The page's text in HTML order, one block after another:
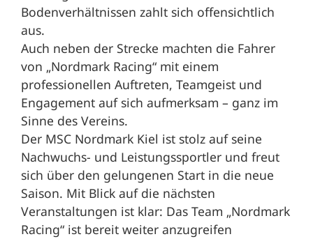
Bodenverhältnissen zahlt sich offensichtlich
aus.
Auch neben der Strecke machten die Fahrer
von „Nordmark Racing“ mit einem
professionellen Auftreten, Teamgeist und
Engagement auf sich aufmerksam – ganz im
Sinne des Vereins.
Der MSC Nordmark Kiel ist stolz auf seine
Nachwuchs- und Leistungssportler und freut
sich über den gelungenen Start in die neue
Saison. Mit Blick auf die nächsten
Veranstaltungen ist klar: Das Team „Nordmark
Racing“ ist bereit weiter anzugreifen